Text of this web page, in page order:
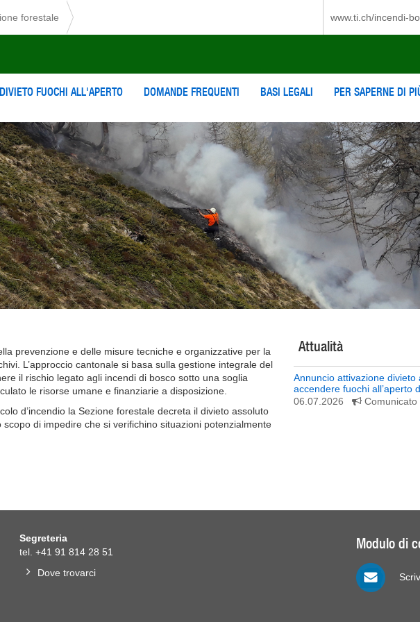
forestale www.ti.ch/incendi-
DIVIETO FUOCHI ALL'APERTO DOMANDE FREQUENTI BASI LEGALI PER SAPERNE DI
prevenzione e delle misure tecniche e organizzative per la
L’approccio cantonale si basa sulla gestione integrale del
il rischio legato agli incendi di bosco sotto una soglia
le risorse umane e finanziarie a disposizione.
d’incendio la Sezione forestale decreta il divieto assoluto
scopo di impedire che si verifichino situazioni potenzialmente
Attualità
Annuncio attivazione divieto
accendere fuochi all’aperto
06.07.2026
Comunicato
Segreteria
tel. +41 91 814 28 51
Dove trovarci
Modulo di